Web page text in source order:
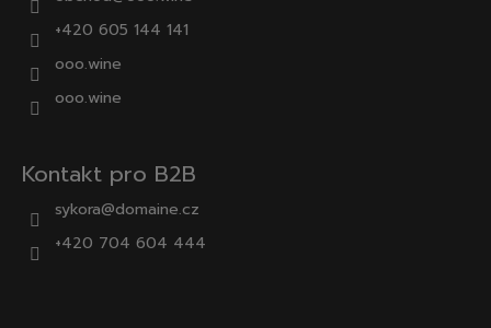
+420 605 144 141
ooo.wine
ooo.wine
Kontakt pro B2B
sykora@domaine.cz
+420 704 604 444